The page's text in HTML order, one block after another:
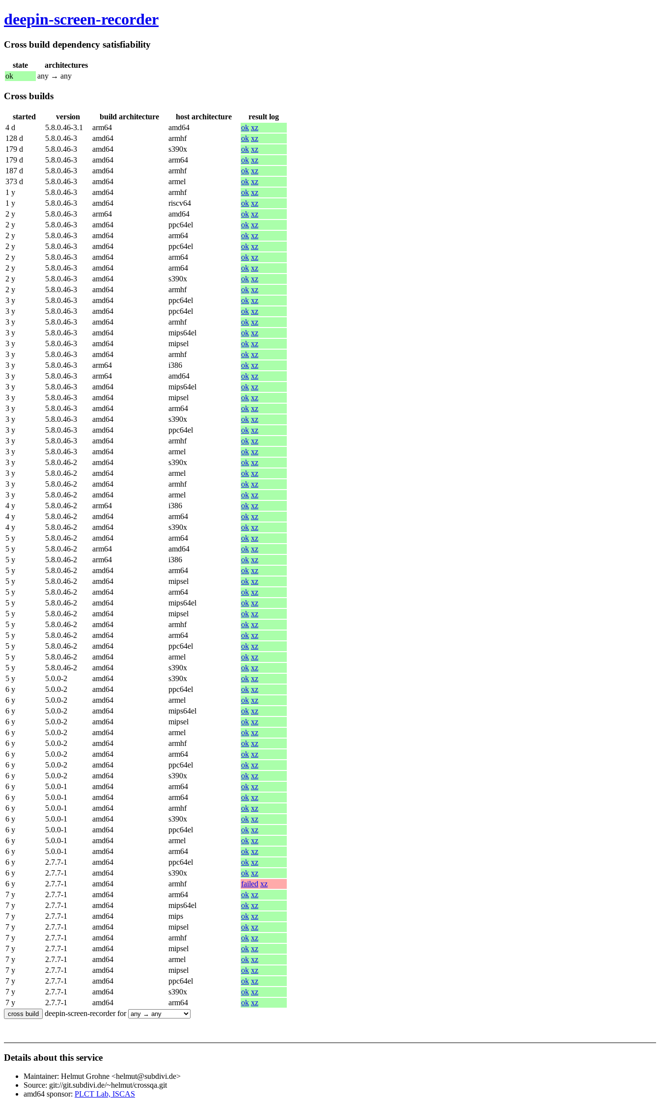
deepin-screen-recorder
Cross build dependency satisfiability
state
architectures
ok
any → any
Cross builds
started version build architecture host architecture
result log
4 d
5.8.0.46-3.1 arm64 amd64 ok xz
128 d
5.8.0.46-3 amd64 armhf ok xz
179 d
5.8.0.46-3 amd64 s390x ok xz
179 d
5.8.0.46-3 amd64 arm64 ok xz
187 d
5.8.0.46-3 amd64 armhf ok xz
373 d
5.8.0.46-3 amd64 armel ok xz
1 y
5.8.0.46-3 amd64 armhf ok xz
1 y
5.8.0.46-3 amd64 riscv64 ok xz
2 y
5.8.0.46-3 arm64 amd64 ok xz
2 y
5.8.0.46-3 amd64 ppc64el ok xz
2 y
5.8.0.46-3 amd64 arm64 ok xz
2 y
5.8.0.46-3 amd64 ppc64el ok xz
2 y
5.8.0.46-3 amd64 arm64 ok xz
2 y
5.8.0.46-3 amd64 arm64 ok xz
2 y
5.8.0.46-3 amd64 s390x ok xz
2 y
5.8.0.46-3 amd64 armhf ok xz
3 y
5.8.0.46-3 amd64 ppc64el ok xz
3 y
5.8.0.46-3 amd64 ppc64el ok xz
3 y
5.8.0.46-3 amd64 armhf ok xz
3 y
5.8.0.46-3 amd64 mips64el ok xz
3 y
5.8.0.46-3 amd64 mipsel ok xz
3 y
5.8.0.46-3 amd64 armhf ok xz
3 y
5.8.0.46-3 arm64 i386 ok xz
3 y
5.8.0.46-3 arm64 amd64 ok xz
3 y
5.8.0.46-3 amd64 mips64el ok xz
3 y
5.8.0.46-3 amd64 mipsel ok xz
3 y
5.8.0.46-3 amd64 arm64 ok xz
3 y
5.8.0.46-3 amd64 s390x ok xz
3 y
5.8.0.46-3 amd64 ppc64el ok xz
3 y
5.8.0.46-3 amd64 armhf ok xz
3 y
5.8.0.46-3 amd64 armel ok xz
3 y
5.8.0.46-2 amd64 s390x ok xz
3 y
5.8.0.46-2 amd64 armel ok xz
3 y
5.8.0.46-2 amd64 armhf ok xz
3 y
5.8.0.46-2 amd64 armel ok xz
4 y
5.8.0.46-2 arm64 i386 ok xz
4 y
5.8.0.46-2 amd64 arm64 ok xz
4 y
5.8.0.46-2 amd64 s390x ok xz
5 y
5.8.0.46-2 amd64 arm64 ok xz
5 y
5.8.0.46-2 arm64 amd64 ok xz
5 y
5.8.0.46-2 arm64 i386 ok xz
5 y
5.8.0.46-2 amd64 arm64 ok xz
5 y
5.8.0.46-2 amd64 mipsel ok xz
5 y
5.8.0.46-2 amd64 arm64 ok xz
5 y
5.8.0.46-2 amd64 mips64el ok xz
5 y
5.8.0.46-2 amd64 mipsel ok xz
5 y
5.8.0.46-2 amd64 armhf ok xz
5 y
5.8.0.46-2 amd64 arm64 ok xz
5 y
5.8.0.46-2 amd64 ppc64el ok xz
5 y
5.8.0.46-2 amd64 armel ok xz
5 y
5.8.0.46-2 amd64 s390x ok xz
5 y
5.0.0-2 amd64 s390x ok xz
6 y
5.0.0-2 amd64 ppc64el ok xz
6 y
5.0.0-2 amd64 armel ok xz
6 y
5.0.0-2 amd64 mips64el ok xz
6 y
5.0.0-2 amd64 mipsel ok xz
6 y
5.0.0-2 amd64 armel ok xz
6 y
5.0.0-2 amd64 armhf ok xz
6 y
5.0.0-2 amd64 arm64 ok xz
6 y
5.0.0-2 amd64 ppc64el ok xz
6 y
5.0.0-2 amd64 s390x ok xz
6 y
5.0.0-1 amd64 arm64 ok xz
6 y
5.0.0-1 amd64 arm64 ok xz
6 y
5.0.0-1 amd64 armhf ok xz
6 y
5.0.0-1 amd64 s390x ok xz
6 y
5.0.0-1 amd64 ppc64el ok xz
6 y
5.0.0-1 amd64 armel ok xz
6 y
5.0.0-1 amd64 arm64 ok xz
6 y
2.7.7-1 amd64 ppc64el ok xz
6 y
2.7.7-1 amd64 s390x ok xz
6 y
2.7.7-1 amd64 armhf failed xz
7 y
2.7.7-1 amd64 arm64 ok xz
7 y
2.7.7-1 amd64 mips64el ok xz
7 y
2.7.7-1 amd64 mips ok xz
7 y
2.7.7-1 amd64 mipsel ok xz
7 y
2.7.7-1 amd64 armhf ok xz
7 y
2.7.7-1 amd64 mipsel ok xz
7 y
2.7.7-1 amd64 armel ok xz
7 y
2.7.7-1 amd64 mipsel ok xz
7 y
2.7.7-1 amd64 ppc64el ok xz
7 y
2.7.7-1 amd64 s390x ok xz
7 y
2.7.7-1 amd64 arm64 ok xz
deepin-screen-recorder for
Details about this service
Maintainer: Helmut Grohne <helmut@subdivi.de>
Source: git://git.subdivi.de/~helmut/crossqa.git
amd64 sponsor: PLCT Lab, ISCAS